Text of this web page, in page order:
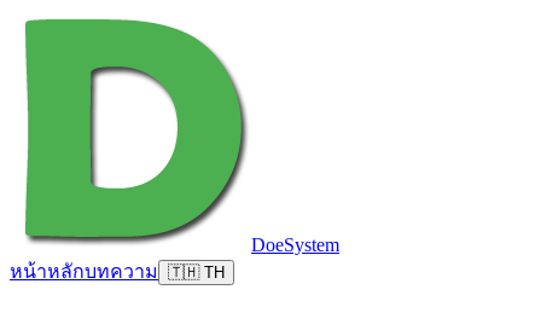
DoeSystem
หน้าหลักบทความ 🇹🇭 TH